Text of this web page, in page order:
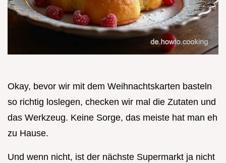
Okay, bevor wir mit dem Weihnachtskarten basteln
so richtig loslegen, checken wir mal die Zutaten und
das Werkzeug. Keine Sorge, das meiste hat man eh
zu Hause.
Und wenn nicht, ist der nächste Supermarkt ja nicht